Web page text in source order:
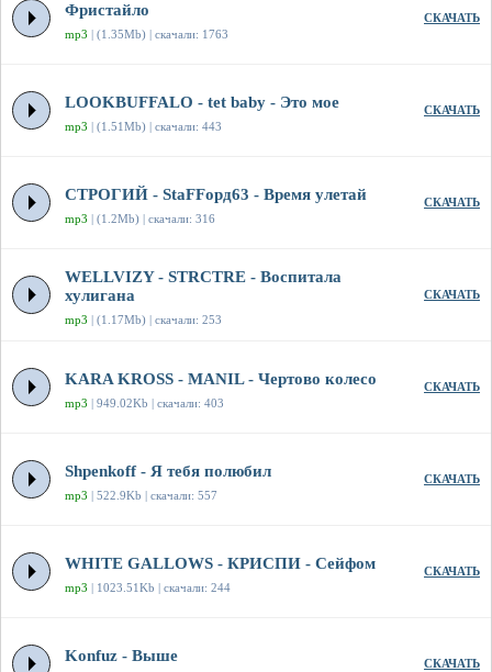
Фристайло
mp3 | (1.35Mb) | скачали: 1763
СКАЧАТЬ
LOOKBUFFALO - tet baby - Это мое
mp3 | (1.51Mb) | скачали: 443
СКАЧАТЬ
СТРОГИЙ - StaFFорд63 - Время улетай
mp3 | (1.2Mb) | скачали: 316
СКАЧАТЬ
WELLVIZY - STRCTRE - Воспитала
хулигана
mp3 | (1.17Mb) | скачали: 253
СКАЧАТЬ
KARA KROSS - MANIL - Чертово колесо
mp3 | 949.02Kb | скачали: 403
СКАЧАТЬ
Shpenkoff - Я тебя полюбил
mp3 | 522.9Kb | скачали: 557
СКАЧАТЬ
WHITE GALLOWS - КРИСПИ - Сейфом
mp3 | 1023.51Kb | скачали: 244
СКАЧАТЬ
Konfuz - Выше СКАЧАТЬ